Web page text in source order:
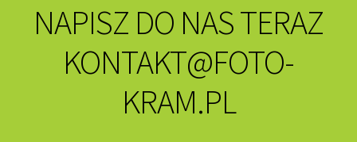
NAPISZ DO NAS TERAZ
KONTAKT@FOTO-
KRAM.PL